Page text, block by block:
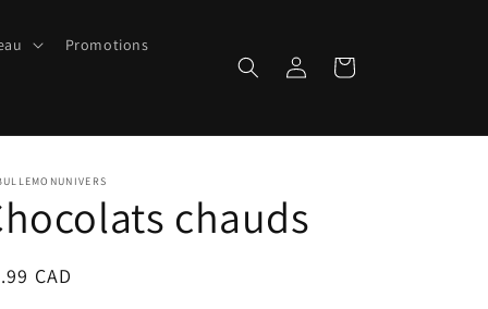
Promotions
Connexion Panier
chauds
CAD